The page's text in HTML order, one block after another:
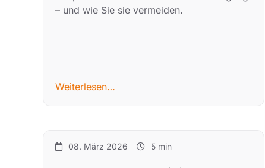
– und wie Sie sie vermeiden.
Weiterlesen…
08. März 2026 5 min